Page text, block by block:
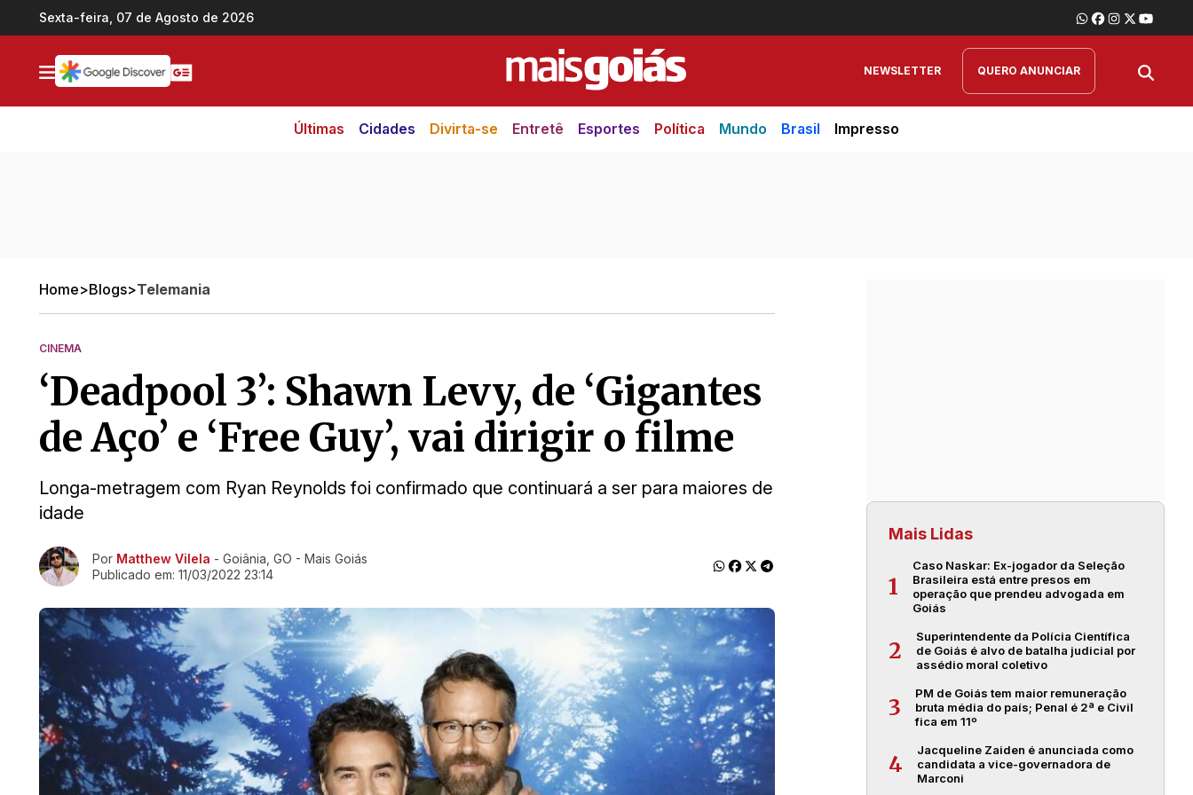
Ir direto pro conteúdo
Sexta-feira, 07 de Agosto de 2026
NEWSLETTER QUERO ANUNCIAR
Últimas Cidades Divirta-se Entretê Esportes Política Mundo Brasil Impresso
Home>Blogs>Telemania
CINEMA
‘Deadpool 3’: Shawn Levy, de ‘Gigantes
de Aço’ e ‘Free Guy’, vai dirigir o filme
Longa-metragem com Ryan Reynolds foi confirmado que continuará a ser para maiores de
idade
Ir direto pra matéria
Por Matthew Vilela - Goiânia, GO - Mais Goiás
Publicado em: 11/03/2022 23:14
Mais Lidas
1
Caso Naskar: Ex-jogador da Seleção
Brasileira está entre presos em
operação que prendeu advogada em
Goiás
2
Superintendente da Polícia Científica
de Goiás é alvo de batalha judicial por
assédio moral coletivo
3
PM de Goiás tem maior remuneração
bruta média do país; Penal é 2ª e Civil
fica em 11º
4
Jacqueline Zaiden é anunciada como
candidata a vice-governadora de
Marconi